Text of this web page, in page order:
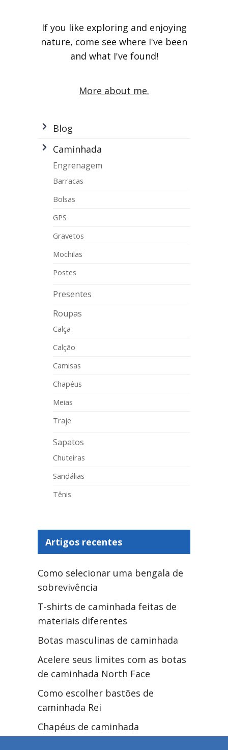
If you like exploring and enjoying
nature, come see where I've been
and what I've found!
More about me.
Blog
Caminhada
Engrenagem
Barracas
Bolsas
GPS
Gravetos
Mochilas
Postes
Presentes
Roupas
Calça
Calção
Camisas
Chapéus
Meias
Traje
Sapatos
Chuteiras
Sandálias
Tênis
Artigos recentes
Como selecionar uma bengala de
sobrevivência
T-shirts de caminhada feitas de
materiais diferentes
Botas masculinas de caminhada
Acelere seus limites com as botas
de caminhada North Face
Como escolher bastões de
caminhada Rei
Chapéus de caminhada